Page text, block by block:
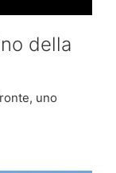
della
uno